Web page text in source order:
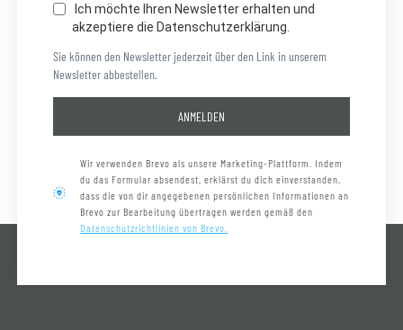
Ich möchte Ihren Newsletter erhalten und
akzeptiere die Datenschutzerklärung.
Sie können den Newsletter jederzeit über den Link in unserem
Newsletter abbestellen.
ANMELDEN
Wir verwenden Brevo als unsere Marketing-Plattform. Indem
du das Formular absendest, erklärst du dich einverstanden,
dass die von dir angegebenen persönlichen Informationen an
Brevo zur Bearbeitung übertragen werden gemäß den
Datenschutzrichtlinien von Brevo.